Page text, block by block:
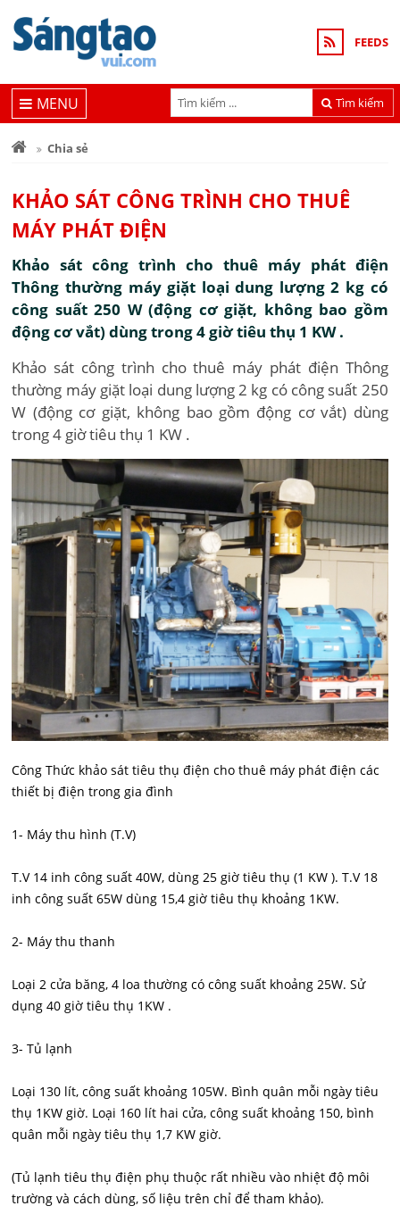
FEEDS
Tìm kiếm
MENU
Chia sẻ
KHẢO SÁT CÔNG TRÌNH CHO THUÊ
MÁY PHÁT ĐIỆN
Khảo sát công trình cho thuê máy phát điện
Thông thường máy giặt loại dung lượng 2 kg có
công suất 250 W (động cơ giặt, không bao gồm
động cơ vắt) dùng trong 4 giờ tiêu thụ 1 KW .
Khảo sát công trình cho thuê máy phát điện Thông
thường máy giặt loại dung lượng 2 kg có công suất 250
W (động cơ giặt, không bao gồm động cơ vắt) dùng
trong 4 giờ tiêu thụ 1 KW .
Công Thức khảo sát tiêu thụ điện cho thuê máy phát điện các
thiết bị điện trong gia đình
1- Máy thu hình (T.V)
T.V 14 inh công suất 40W, dùng 25 giờ tiêu thụ (1 KW ). T.V 18
inh công suất 65W dùng 15,4 giờ tiêu thụ khoảng 1KW.
2- Máy thu thanh
Loại 2 cửa băng, 4 loa thường có công suất khoảng 25W. Sử
dụng 40 giờ tiêu thụ 1KW .
3- Tủ lạnh
Loại 130 lít, công suất khoảng 105W. Bình quân mỗi ngày tiêu
thụ 1KW giờ. Loại 160 lít hai cửa, công suất khoảng 150, bình
quân mỗi ngày tiêu thụ 1,7 KW giờ.
(Tủ lạnh tiêu thụ điện phụ thuộc rất nhiều vào nhiệt độ môi
trường và cách dùng, số liệu trên chỉ để tham khảo).